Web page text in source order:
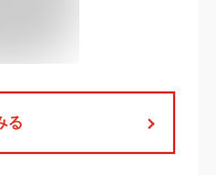
る